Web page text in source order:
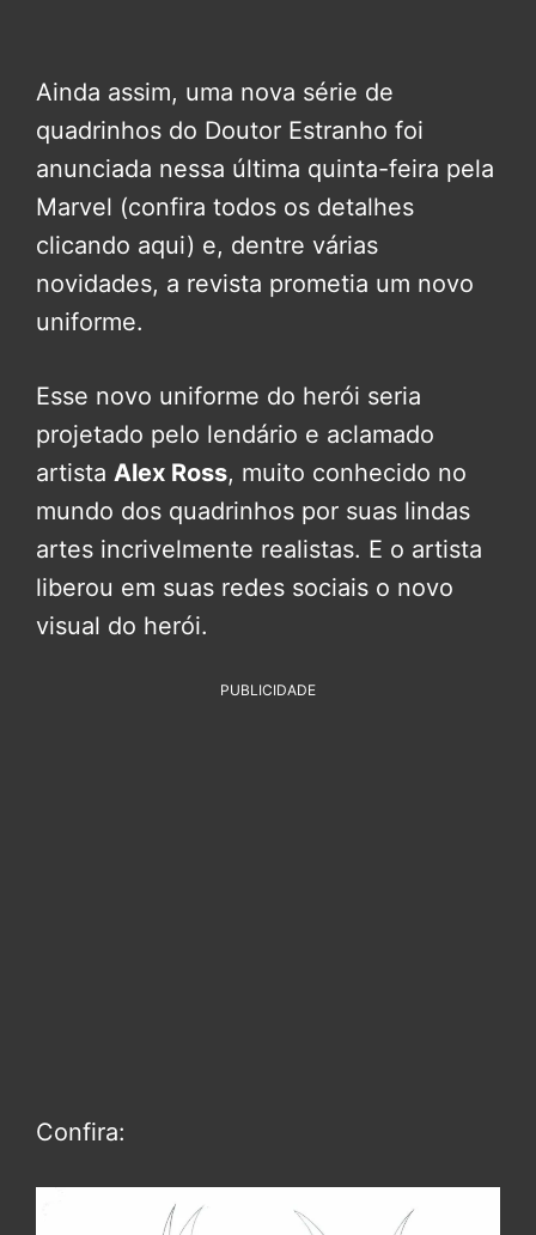
Ainda assim, uma nova série de
quadrinhos do Doutor Estranho foi
anunciada nessa última quinta-feira pela
Marvel (confira todos os detalhes
clicando aqui) e, dentre várias
novidades, a revista prometia um novo
uniforme.
Esse novo uniforme do herói seria
projetado pelo lendário e aclamado
artista Alex Ross, muito conhecido no
mundo dos quadrinhos por suas lindas
artes incrivelmente realistas. E o artista
liberou em suas redes sociais o novo
visual do herói.
PUBLICIDADE
Confira: